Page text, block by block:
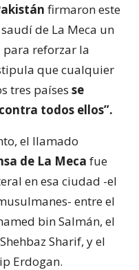
firmaron este
de La Meca un
reforzar la
que cualquier
tres países se
todos ellos”.
el llamado
de La Meca fue
en esa ciudad -el
entre el
bin Salmán, el
Sharif, y el
Erdogan.